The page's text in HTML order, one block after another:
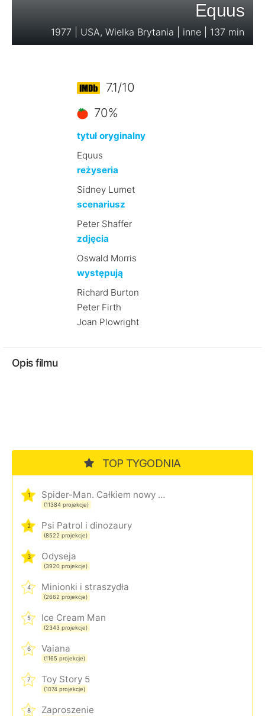
Equus
1977 | USA, Wielka Brytania | inne | 137 min
7.1/10
70%
tytuł oryginalny
Equus
reżyseria
Sidney Lumet
scenariusz
Peter Shaffer
zdjęcia
Oswald Morris
występują
Richard Burton
Peter Firth
Joan Plowright
Opis filmu
TOP TYGODNIA
1 Spider-Man. Całkiem nowy dzień
(11384 projekcje)
2 Psi Patrol i dinozaury
(8522 projekcje)
3 Odyseja
(3920 projekcje)
4 Minionki i straszydła
(2662 projekcje)
5 Ice Cream Man
(2343 projekcje)
6 Vaiana
(1165 projekcje)
7 Toy Story 5
(1074 projekcje)
8 Zaproszenie